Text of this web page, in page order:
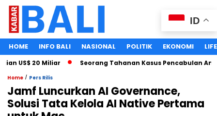
HOME INFO BALI NASIONAL POLITIK EKONOMI
20 Miliar Seorang Tahanan Kasus Pencabulan Anak
Home / Pers Rilis
Jamf Luncurkan AI Governance,
Solusi Tata Kelola AI Native Pertama
ID